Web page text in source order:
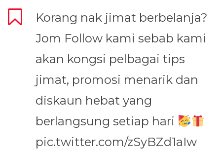
Korang nak jimat berbelanja?
Jom Follow kami sebab kami
akan kongsi pelbagai tips
jimat, promosi menarik dan
diskaun hebat yang
berlangsung setiap hari
pic.twitter.com/zSyBZd1aIw